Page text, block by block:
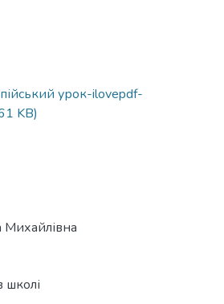
урок-ilovepdf-
KB)
школі